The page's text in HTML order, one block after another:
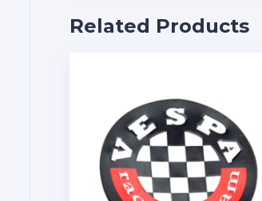
Related Products